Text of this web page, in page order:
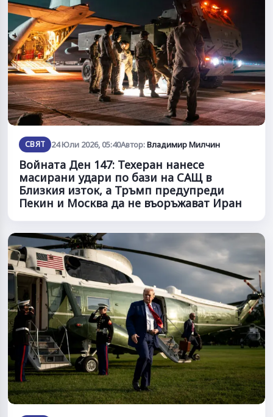
СВЯТ 24 Юли 2026, 05:40Автор:Владимир Милчин
Войната Ден 147: Техеран нанесе
масирани удари по бази на САЩ в
Близкия изток, а Тръмп предупреди
Пекин и Москва да не въоръжават Иран